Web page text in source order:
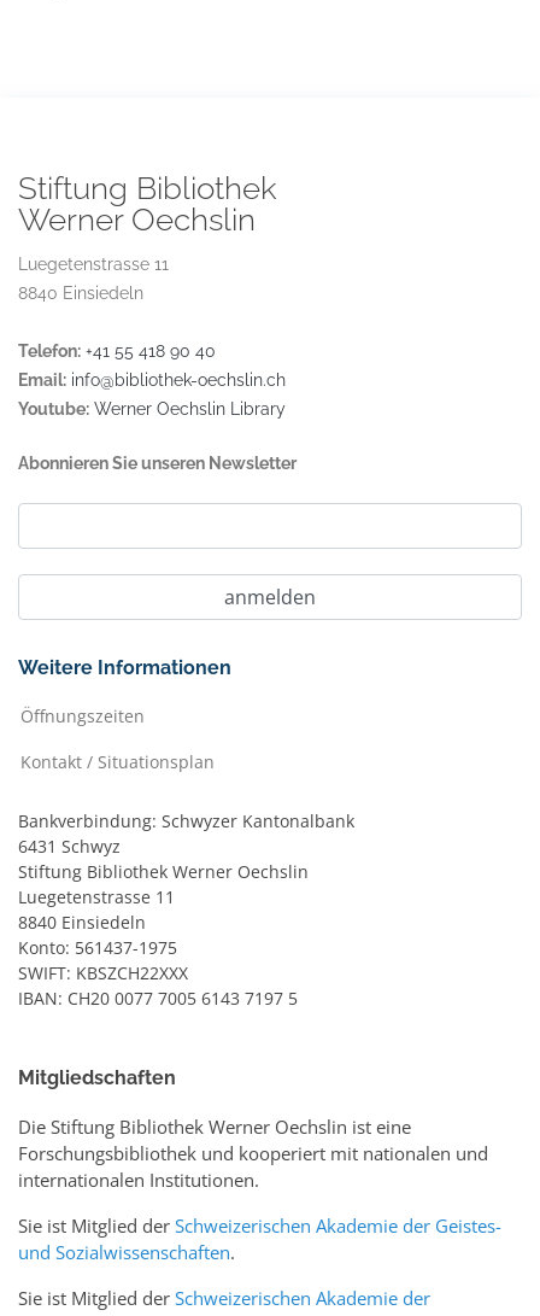
Stiftung Bibliothek
Werner Oechslin
Luegetenstrasse 11
8840 Einsiedeln
Telefon: +41 55 418 90 40
Email: info@bibliothek-oechslin.ch
Youtube: Werner Oechslin Library
Abonnieren Sie unseren Newsletter
Weitere Informationen
Öffnungszeiten
Kontakt / Situationsplan
Bankverbindung: Schwyzer Kantonalbank
6431 Schwyz
Stiftung Bibliothek Werner Oechslin
Luegetenstrasse 11
8840 Einsiedeln
Konto: 561437-1975
SWIFT: KBSZCH22XXX
IBAN: CH20 0077 7005 6143 7197 5
Mitgliedschaften
Die Stiftung Bibliothek Werner Oechslin ist eine
Forschungsbibliothek und kooperiert mit nationalen und
internationalen Institutionen.
Sie ist Mitglied der Schweizerischen Akademie der Geistes-
und Sozialwissenschaften.
Sie ist Mitglied der Schweizerischen Akademie der